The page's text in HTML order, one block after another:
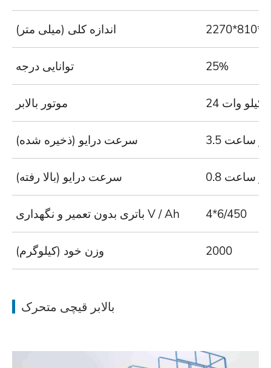
اندازه کلی (میلی متر)
توانایی درجه 25%
موتور بالابر
سرعت درایو (ذخیره شده) در ساعت
سرعت درایو (بالا رفته) در ساعت
باتری بدون تعمیر و نگهداری V / Ah 4*6/450
وزن خود (کیلوگرم) 2000
بالابر قیچی متحرک